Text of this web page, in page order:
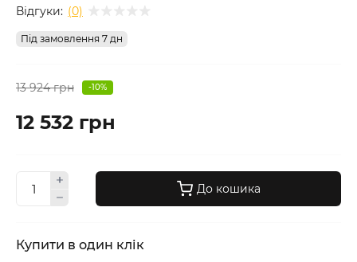
Відгуки: (0)
Під замовлення 7 дн
13 924 грн -10%
12 532 грн
До кошика
Купити в один клік